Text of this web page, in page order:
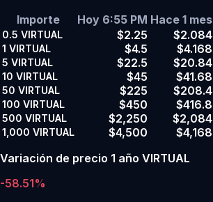
Importe
Hoy 6:55 PM Hace 1 mes
0.5 VIRTUAL $2.25 $2.084
1 VIRTUAL $4.5 $4.168
5 VIRTUAL $22.5 $20.84
10 VIRTUAL $45 $41.68
50 VIRTUAL $225 $208.4
100 VIRTUAL $450 $416.8
500 VIRTUAL $2,250 $2,084
1,000 VIRTUAL $4,500
$4,168
Variación de precio 1 año VIRTUAL
-58.51%